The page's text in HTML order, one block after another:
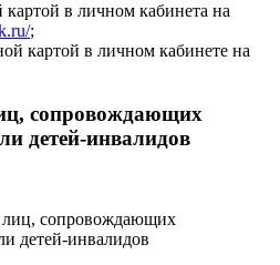
картой в личном кабинета на
;
картой в личном кабинете на
сопровождающих
детей-инвалидов